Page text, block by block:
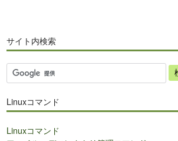
サイト内検索
サ
イ
内
索
Linuxコマンド
Linuxコマンド